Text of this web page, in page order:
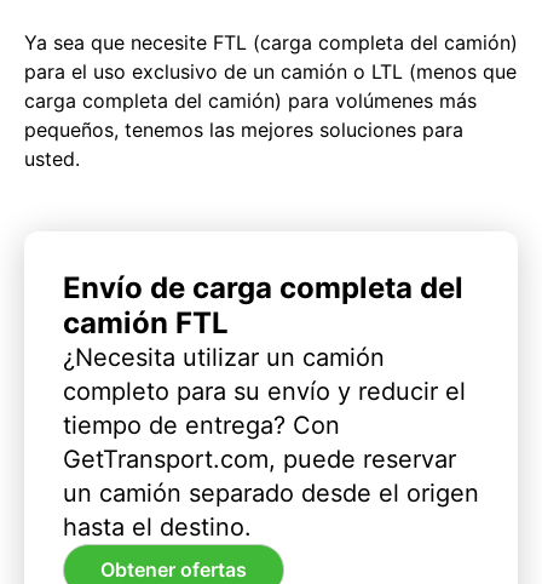
Ya sea que necesite FTL (carga completa del camión)
para el uso exclusivo de un camión o LTL (menos que
carga completa del camión) para volúmenes más
pequeños, tenemos las mejores soluciones para
usted.
Envío de carga completa del
camión FTL
¿Necesita utilizar un camión
completo para su envío y reducir el
tiempo de entrega? Con
GetTransport.com, puede reservar
un camión separado desde el origen
hasta el destino.
Obtener ofertas